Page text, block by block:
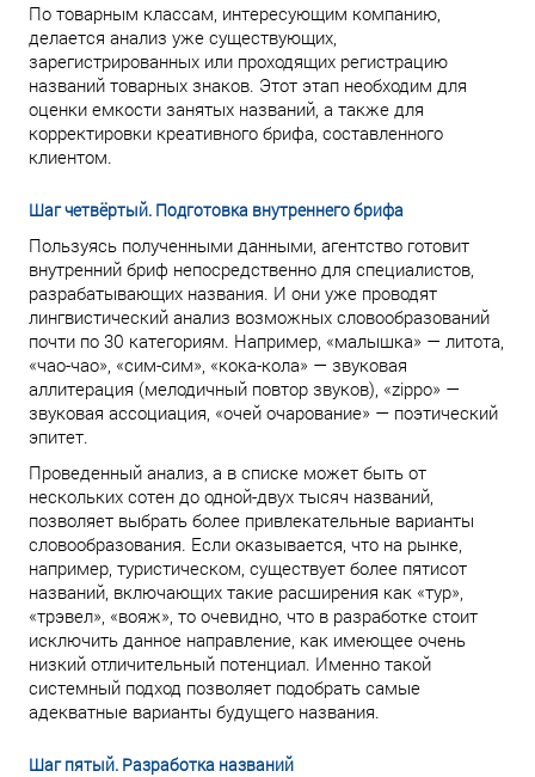
По товарным классам, интересующим компанию,
делается анализ уже существующих,
зарегистрированных или проходящих регистрацию
названий товарных знаков. Этот этап необходим для
оценки емкости занятых названий, а также для
корректировки креативного брифа, составленного
клиентом.
Шаг четвёртый. Подготовка внутреннего брифа
Пользуясь полученными данными, агентство готовит
внутренний бриф непосредственно для специалистов,
разрабатывающих названия. И они уже проводят
лингвистический анализ возможных словообразований
почти по 30 категориям. Например, «малышка» — литота,
«чао-чао», «сим-сим», «кока-кола» — звуковая
аллитерация (мелодичный повтор звуков), «zippo» —
звуковая ассоциация, «очей очарование» — поэтический
эпитет.
Проведенный анализ, а в списке может быть от
нескольких сотен до одной-двух тысяч названий,
позволяет выбрать более привлекательные варианты
словообразования. Если оказывается, что на рынке,
например, туристическом, существует более пятисот
названий, включающих такие расширения как «тур»,
«трэвел», «вояж», то очевидно, что в разработке стоит
исключить данное направление, как имеющее очень
низкий отличительный потенциал. Именно такой
системный подход позволяет подобрать самые
адекватные варианты будущего названия.
Шаг пятый. Разработка названий